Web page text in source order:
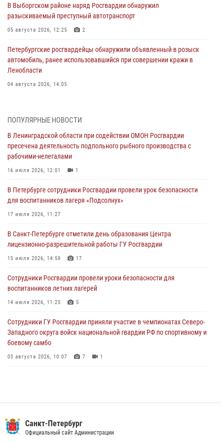
В Выборгском районе наряд Росгвардии обнаружил
разыскиваемый преступный автотранспорт
05 августа 2026, 12:25 2
Петербургские росгвардейцы обнаружили объявленный в розыск
автомобиль, ранее использовавшийся при совершении кражи в
Ленобласти
04 августа 2026, 14:05
также оказали доврачебную помощь пострадавшим
03 августа 2026, 14:15 3 1
Росгвардейцы приняли участие в Большом семейном фестивале
03 августа 2026, 13:26
В Ленинградской области сотрудники Росгвардии обнаружили
пропавшего мальчика с нарушением слуха и помогли ему вернуться
домой
В Санкт-Петербурге при содействии СОБР Росгвардии задержаны
подозреваемые в мошеннических действиях
Сотрудники ГУ Росгвардии приняли участие в чемпионатах Северо-
Западного округа войск национальной гвардии РФ по спортивному и
03 августа 2026, 10:07 7 1
ПОПУЛЯРНЫЕ НОВОСТИ
В Ленинградской области при содействии ОМОН Росгвардии
пресечена деятельность подпольного рыбного производства с
рабочими-нелегалами
16 июля 2026, 12:01 1
В Петербурге сотрудники Росгвардии провели урок безопасности
для воспитанников лагеря «Подсолнух»
17 июля 2026, 11:27
В Санкт-Петербурге отметили день образования Центра
лицензионно-разрешительной работы ГУ Росгвардии
15 июля 2026, 14:59 17
Сотрудники Росгвардии провели уроки безопасности для
воспитанников летних лагерей
14 июля 2026, 11:25 5
Сотрудники ГУ Росгвардии приняли участие в чемпионатах Северо-
Западного округа войск национальной гвардии РФ по спортивному и
боевому самбо
03 августа 2026, 10:07 7 1
В Красногвардейском районе росгвардейцы задержали хулигана,
угрожавшего мужчине пневматическим пистолетом
Санкт-Петербург
Официальный сайт Администрации